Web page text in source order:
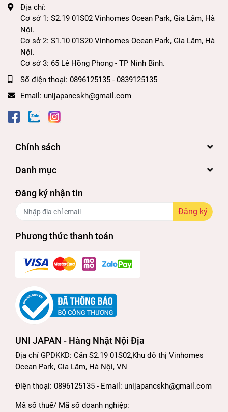
Địa chỉ:
Cơ sở 1: S2.19 01S02 Vinhomes Ocean Park, Gia Lâm, Hà
Nội.
Cơ sở 2: S1.10 01S20 Vinhomes Ocean Park, Gia Lâm, Hà
Nội.
Cơ sở 3: 65 Lê Hồng Phong - TP Ninh Bình.
Số điện thoại: 0896125135 - 0839125135
Email: unijapancskh@gmail.com
Chính sách
Danh mục
Đăng ký nhận tin
Đăng ký
Phương thức thanh toán
UNI JAPAN - Hàng Nhật Nội Địa
Địa chỉ GPDKKD: Căn S2.19 01S02,Khu đô thị Vinhomes
Ocean Park, Gia Lâm, Hà Nội, VN
Điện thoại: 0896125135 - Email: unijapancskh@gmail.com
Mã số thuế/ Mã số doanh nghiệp: